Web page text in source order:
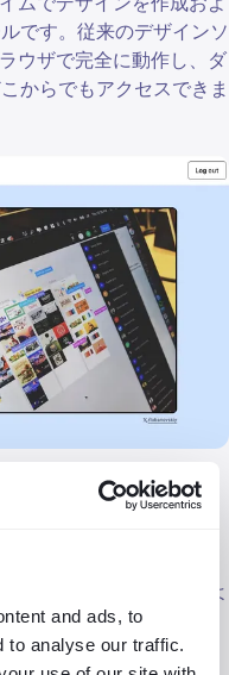
and ads, to
to analyse our traffic.
です。従来のデザインソ
ウザで完全に動作し、ダ
からでもアクセスできま
の更新が全員に見えるよ